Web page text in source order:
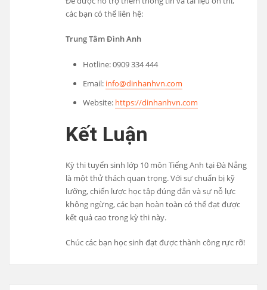
các bạn có thể liên hệ:
Trung Tâm Đình Anh
Hotline: 0909 334 444
Email: info@dinhanhvn.com
Website: https://dinhanhvn.com
Kết Luận
Kỳ thi tuyển sinh lớp 10 môn Tiếng Anh tại Đà Nẵng
là một thử thách quan trọng. Với sự chuẩn bị kỹ
lưỡng, chiến lược học tập đúng đắn và sự nỗ lực
không ngừng, các bạn hoàn toàn có thể đạt được
kết quả cao trong kỳ thi này.
Chúc các bạn học sinh đạt được thành công rực rỡ!